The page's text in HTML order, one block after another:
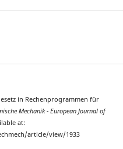
in Rechenprogrammen für
Mechanik - European Journal of
at:
article/view/1933